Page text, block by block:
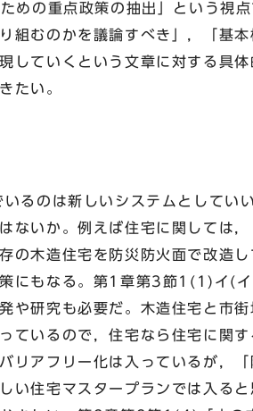
の重点政策の抽出」という視
組むのかを議論すべき」，「基
していくという文章に対する具
たい。
るのは新しいシステムとしてい
ないか。例えば住宅に関しては
の木造住宅を防災防火面で改造
にもなる。第1章第3節1(1)イ(
や研究も必要だ。木造住宅と市
ているので，住宅なら住宅に関
リアフリー化は入っているが，
い住宅マスタープランでは入る